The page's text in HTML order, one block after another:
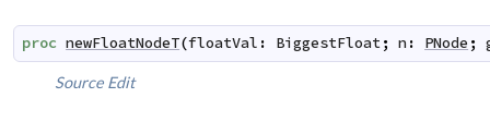
proc newFloatNodeT(floatVal : BiggestFloat; n : PNode ;
Source Edit